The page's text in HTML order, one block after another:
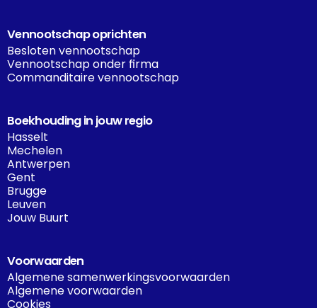
Vennootschap oprichten
Besloten vennootschap
Vennootschap onder firma
Commanditaire vennootschap
Boekhouding in jouw regio
Hasselt
Mechelen
Antwerpen
Gent
Brugge
Leuven
Jouw Buurt
Voorwaarden
Algemene samenwerkingsvoorwaarden
Algemene voorwaarden
Cookies